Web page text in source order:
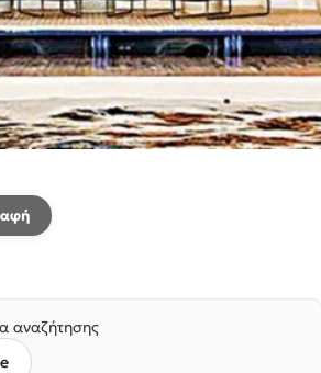
αναζήτησης